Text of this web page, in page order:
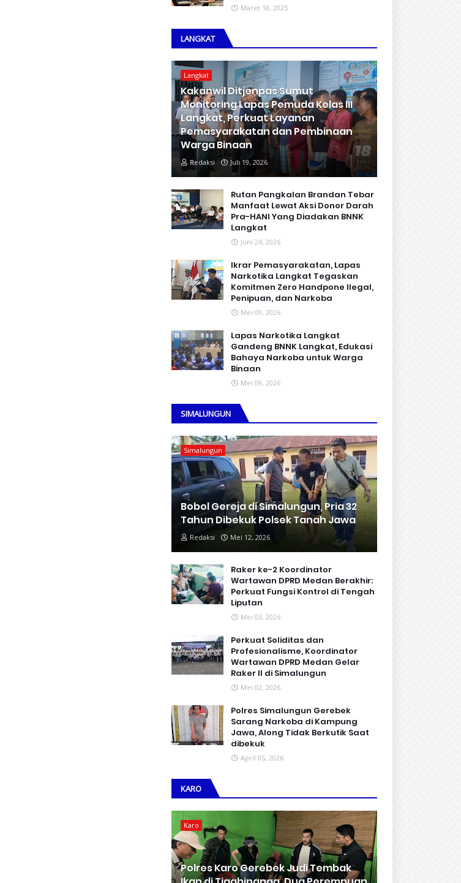
Maret 18, 2025
LANGKAT
Langkat
Kakanwil Ditjenpas Sumut
Monitoring Lapas Pemuda Kelas III
Langkat, Perkuat Layanan
Pemasyarakatan dan Pembinaan
Warga Binaan
Redaksi Juli 19, 2026
Rutan Pangkalan Brandan Tebar
Manfaat Lewat Aksi Donor Darah
Pra-HANI Yang Diadakan BNNK
Langkat
Juni 24, 2026
Ikrar Pemasyarakatan, Lapas
Narkotika Langkat Tegaskan
Komitmen Zero Handpone llegal,
Penipuan, dan Narkoba
Mei 09, 2026
Lapas Narkotika Langkat
Gandeng BNNK Langkat, Edukasi
Bahaya Narkoba untuk Warga
Binaan
Mei 09, 2026
SIMALUNGUN
Simalungun
Bobol Gereja di Simalungun, Pria 32
Tahun Dibekuk Polsek Tanah Jawa
Redaksi Mei 12, 2026
Raker ke-2 Koordinator
Wartawan DPRD Medan Berakhir:
Perkuat Fungsi Kontrol di Tengah
Liputan
Mei 03, 2026
Perkuat Soliditas dan
Profesionalisme, Koordinator
Wartawan DPRD Medan Gelar
Raker II di Simalungun
Mei 02, 2026
Polres Simalungun Gerebek
Sarang Narkoba di Kampung
Jawa, Along Tidak Berkutik Saat
dibekuk
April 05, 2026
KARO
Karo
Polres Karo Gerebek Judi Tembak